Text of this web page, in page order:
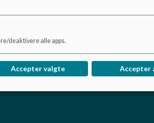
deaktivere alle apps.
Accepter valgte Accepter